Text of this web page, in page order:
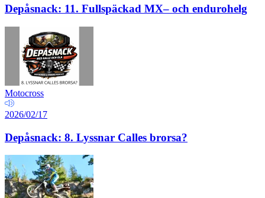
Depåsnack: 11. Fullspäckad MX– och endurohelg
Motocross
2026/02/17
Depåsnack: 8. Lyssnar Calles brorsa?